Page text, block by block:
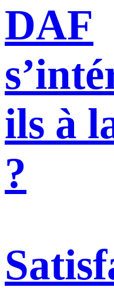
DAF
ils à
?